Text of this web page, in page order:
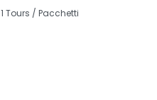
1 Tours / Pacchetti